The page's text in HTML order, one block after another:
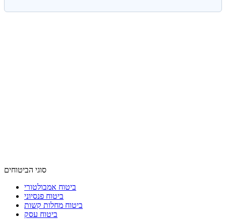
סוגי הביטוחים
ביטוח אמבולטורי
ביטוח פנסיוני
ביטוח מחלות קשות
ביטוח עסק